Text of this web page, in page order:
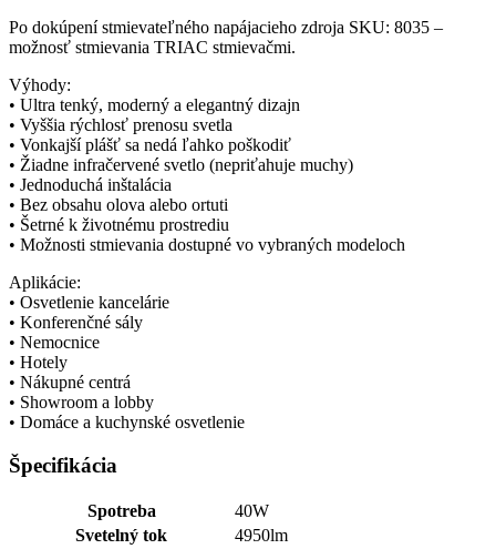
Po dokúpení stmievateľného napájacieho zdroja SKU: 8035 –
možnosť stmievania TRIAC stmievačmi.
Výhody:
• Ultra tenký, moderný a elegantný dizajn
• Vyššia rýchlosť prenosu svetla
• Vonkajší plášť sa nedá ľahko poškodiť
• Žiadne infračervené svetlo (nepriťahuje muchy)
• Jednoduchá inštalácia
• Bez obsahu olova alebo ortuti
• Šetrné k životnému prostrediu
• Možnosti stmievania dostupné vo vybraných modeloch
Aplikácie:
• Osvetlenie kancelárie
• Konferenčné sály
• Nemocnice
• Hotely
• Nákupné centrá
• Showroom a lobby
• Domáce a kuchynské osvetlenie
Špecifikácia
Spotreba
40W
Svetelný tok
4950lm